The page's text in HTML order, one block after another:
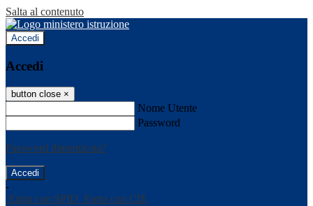
Salta al contenuto
Accedi
Accedi
button close ×
Nome Utente
Password
Password dimenticata?
-
Entra con SPID Entra con CIE